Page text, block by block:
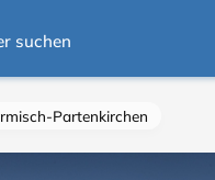
suchen
Partenkirchen